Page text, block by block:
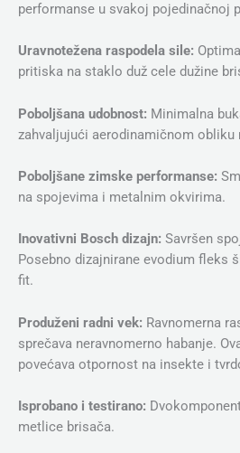
performanse u svakoj pojedinačnoj
Uravnotežena raspodela sile:
pritiska na staklo duž cele dužine
Poboljšana udobnost: Minimalna
zahvaljujući aerodinamičnom obliku
Poboljšane zimske performanse:
na spojevima i metalnim okvirima.
Inovativni Bosch dizajn: Savršen
Posebno dizajnirane evodium fleks
fit.
Produženi radni vek: Ravnomerna
sprečava neravnomerno habanje.
povećava otpornost na insekte i
Isprobano i testirano:
metlice brisača.